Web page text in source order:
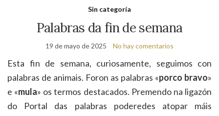
Sin categoría
Palabras da fin de semana
19 de mayo de 2025 No hay comentarios
Esta fin de semana, curiosamente, seguimos con
palabras de animais. Foron as palabras «porco bravo»
e «mula» os termos destacados. Premendo na ligazón
do Portal das palabras poderedes atopar máis